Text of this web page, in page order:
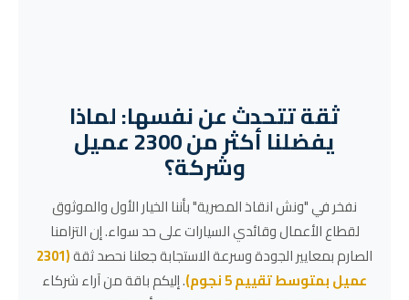
ثقة تتحدث عن نفسها: لماذا
يفضلنا أكثر من 2300 عميل
وشركة؟
نفخر في "ونش انقاذ المصرية" بأننا الخيار الأول والموثوق
لقطاع الأعمال وقائدي السيارات على حد سواء. إن التزامنا
الصارم بمعايير الجودة وسرعة الاستجابة جعلنا نحصد ثقة (2301
عميل بمتوسط تقييم 5 نجوم)
. إليكم باقة من آراء شركاء